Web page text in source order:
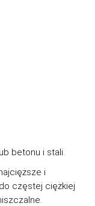
betonu i stali.
i
częstej ciężkiej